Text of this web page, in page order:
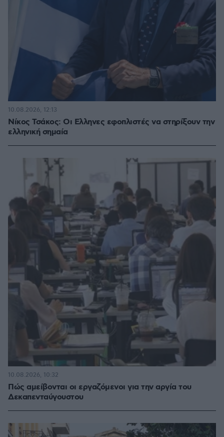
Νίκος Τσάκος: Οι Ελληνες εφοπλιστές να στηρίξουν την
ελληνική σημαία
10.08.2026, 12:13
Πώς αμείβονται οι εργαζόμενοι για την αργία του
Δεκαπενταύγουστου
10.08.2026, 10:32